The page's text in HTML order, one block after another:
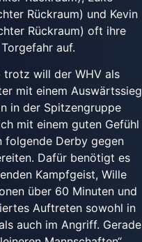
Rückraum) und Kevin
Rückraum) oft ihre
auf.
trotz will der WHV als
mit einem Auswärtssieg
in der Spitzengruppe
mit einem guten Gefühl
folgende Derby gegen
Dafür benötigt es
Kampfgeist, Wille
über 60 Minuten und
Auftreten sowohl in
auch im Angriff. Gerade